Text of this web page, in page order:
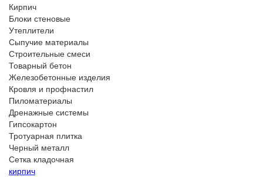
Кирпич
Блоки стеновые
Утеплители
Сыпучие материалы
Строительные смеси
Товарный бетон
Железобетонные изделия
Кровля и профнастил
Пиломатериалы
Дренажные системы
Гипсокартон
Тротуарная плитка
Черный металл
Сетка кладочная
кирпич